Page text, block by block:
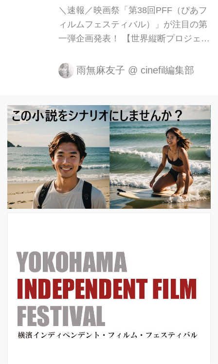
＼速報／映画祭「第38回PFF（ぴあフ
ィルムフェスティバル）」が注目の第
一弾企画発表！ 【世界縦断プロジェク
際映画祭 共同企画 「8ミリ・マッドネ
ス!!～自主映画パンク時代～」
indies from the punk years 「PFF ぴあ
フィルムフェスティバル」は、“映画の
新しい才能の発見と育成”“映画の新し
い環境づくり”がテーマの映画祭であ
り、インディペンデント映画の面白さ
を広く伝えるため、1977年より東京で
スタートし、登竜門的な役割を果たす
魅力ある映画祭です。 この度、2月開
雨無麻友子 @ cinefil編集部